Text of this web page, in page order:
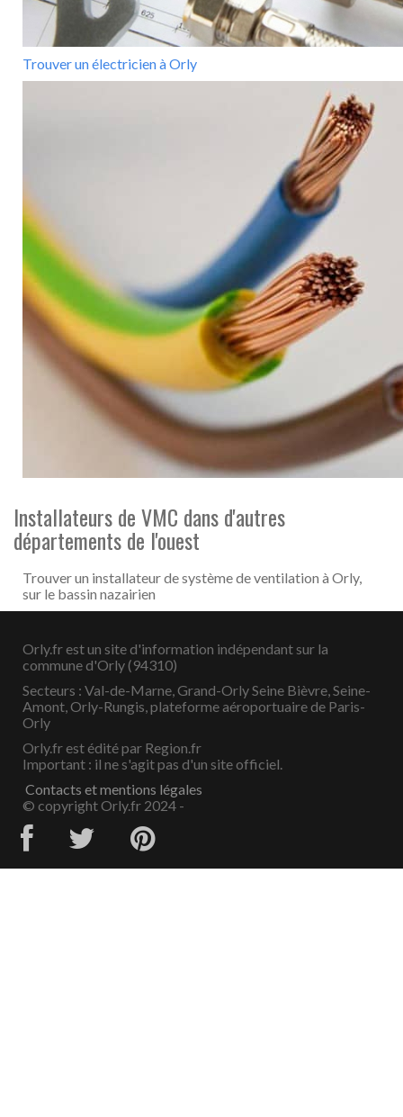
Trouver un électricien à Orly
Installateurs de VMC dans d'autres
départements de l'ouest
Trouver un installateur de système de ventilation à Orly,
sur le bassin nazairien
Orly.fr est un site d'information indépendant sur la
commune d'Orly (94310)
Secteurs : Val-de-Marne, Grand-Orly Seine Bièvre, Seine-
Amont, Orly-Rungis, plateforme aéroportuaire de Paris-
Orly
Orly.fr est édité par Region.fr
Important : il ne s'agit pas d'un site officiel.
Contacts et mentions légales
© copyright Orly.fr 2024 -